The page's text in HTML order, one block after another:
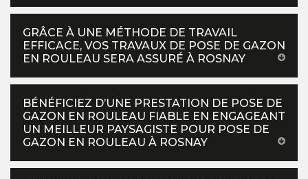
GRÂCE À UNE MÉTHODE DE TRAVAIL
EFFICACE, VOS TRAVAUX DE POSE DE GAZON
EN ROULEAU SERA ASSURÉ À ROSNAY
BÉNÉFICIEZ D’UNE PRESTATION DE POSE DE
GAZON EN ROULEAU FIABLE EN ENGAGEANT
UN MEILLEUR PAYSAGISTE POUR POSE DE
GAZON EN ROULEAU À ROSNAY